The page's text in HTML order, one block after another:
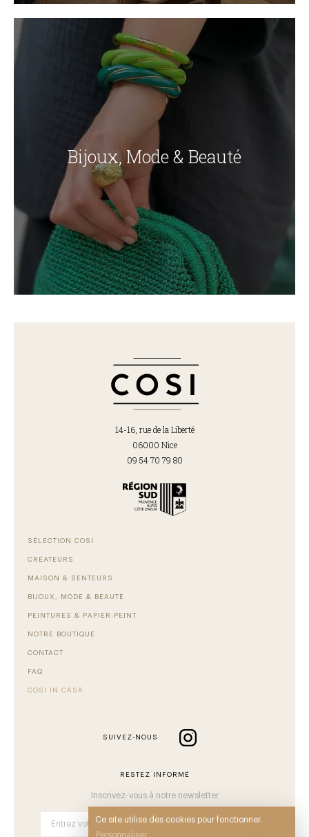
Bijoux, Mode & Beauté
14-16, rue de la Liberté
06000 Nice
09 54 70 79 80
SÉLECTION COSI
CRÉATEURS
MAISON & SENTEURS
BIJOUX, MODE & BEAUTÉ
PEINTURES & PAPIER-PEINT
NOTRE BOUTIQUE
CONTACT
FAQ
COSI IN CASA
SUIVEZ-NOUS
RESTEZ INFORMÉ
Inscrivez-vous à notre newsletter
OK
Ce site utilise des cookies pour fonctionner.
Personnaliser